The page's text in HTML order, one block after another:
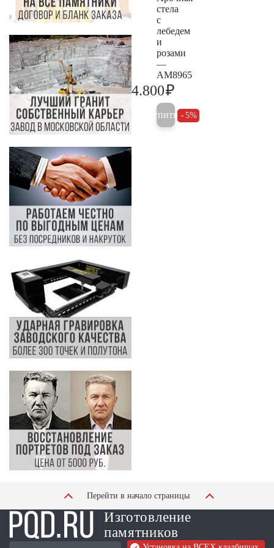
стела
с
лебедем
и
розами
—
AM8965
4.800₽
Купить 5%
Перейти в начало страницы
Изготовление
памятников